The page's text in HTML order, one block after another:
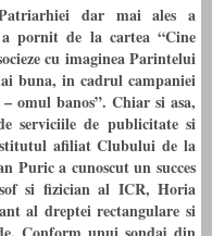
dar mai ales a
pornit de la cartea “Cine
cu imaginea Parintelui
buna, in cadrul campaniei
omul banos”. Chiar si asa,
serviciile de publicitate si
afiliat Clubului de la
Puric a cunoscut un succes
si fizician al ICR, Horia
al dreptei rectangulare si